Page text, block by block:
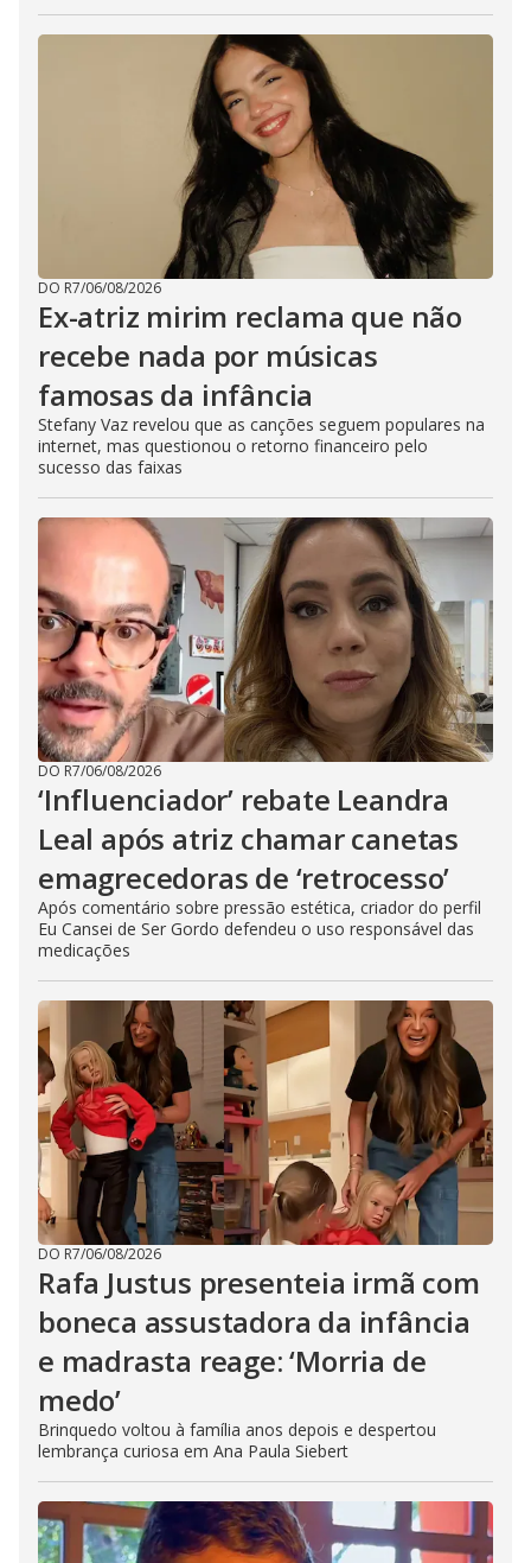
DO R7/06/08/2026
Ex-atriz mirim reclama que não
recebe nada por músicas
famosas da infância
Stefany Vaz revelou que as canções seguem populares na
internet, mas questionou o retorno financeiro pelo
sucesso das faixas
DO R7/06/08/2026
‘Influenciador’ rebate Leandra
Leal após atriz chamar canetas
emagrecedoras de ‘retrocesso’
Após comentário sobre pressão estética, criador do perfil
Eu Cansei de Ser Gordo defendeu o uso responsável das
medicações
DO R7/06/08/2026
Rafa Justus presenteia irmã com
boneca assustadora da infância
e madrasta reage: ‘Morria de
medo’
Brinquedo voltou à família anos depois e despertou
lembrança curiosa em Ana Paula Siebert